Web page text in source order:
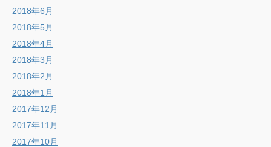
2018年6月
2018年5月
2018年4月
2018年3月
2018年2月
2018年1月
2017年12月
2017年11月
2017年10月